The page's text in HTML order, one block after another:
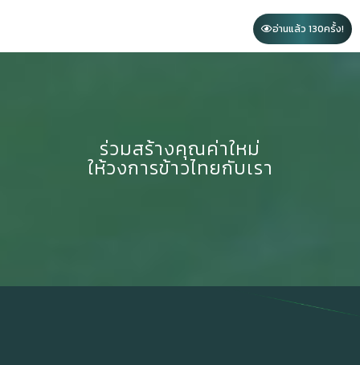
อ่านแล้ว 130ครั้ง!
ร่วมสร้างคุณค่าใหม่
ให้วงการข้าวไทยกับเรา